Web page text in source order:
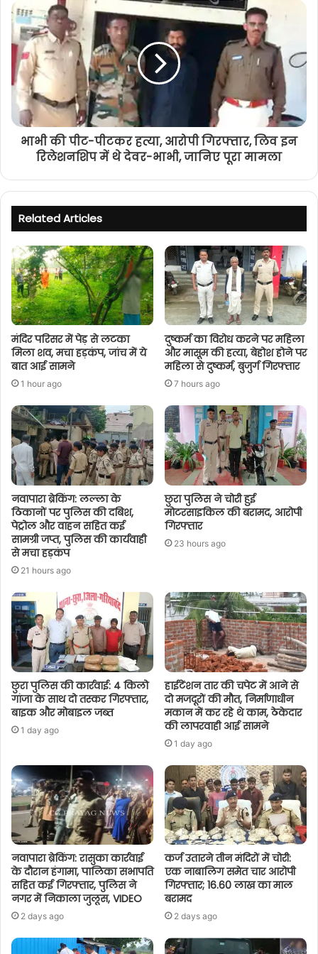
भाभी की पीट-पीटकर हत्या, आरोपी गिरफ्तार, लिव इन
रिलेशनशिप में थे देवर-भाभी, जानिए पूरा मामला
Related Articles
मंदिर परिसर में पेड़ से लटका
मिला शव, मचा हड़कंप, जांच में ये
बात आई सामने
1 hour ago
दुष्कर्म का विरोध करने पर महिला
और मासूम की हत्या, बेहोश होने पर
महिला से दुष्कर्म, बुजुर्ग गिरफ्तार
7 hours ago
नवापारा ब्रेकिंग: लल्ला के
ठिकानों पर पुलिस की दबिश,
पेट्रोल और वाहन सहित कई
सामग्री जप्त, पुलिस की कार्यवाही
से मचा हड़कंप
21 hours ago
छुरा पुलिस ने चोरी हुई
मोटरसाइकिल की बरामद, आरोपी
गिरफ्तार
23 hours ago
छुरा पुलिस की कार्रवाई: 4 किलो
गांजा के साथ दो तस्कर गिरफ्तार,
बाइक और मोबाइल जब्त
1 day ago
हाईटेंशन तार की चपेट में आने से
दो मजदूरों की मौत, निर्माणाधीन
मकान में कर रहे थे काम, ठेकेदार
की लापरवाही आई सामने
1 day ago
नवापारा ब्रेकिंग: रासुका कार्रवाई
के दौरान हंगामा, पालिका सभापति
सहित कई गिरफ्तार, पुलिस ने
नगर में निकाला जुलूस, VIDEO
2 days ago
कर्ज उतारने तीन मंदिरों में चोरी:
एक नाबालिग समेत चार आरोपी
गिरफ्तार; 16.60 लाख का माल
बरामद
2 days ago